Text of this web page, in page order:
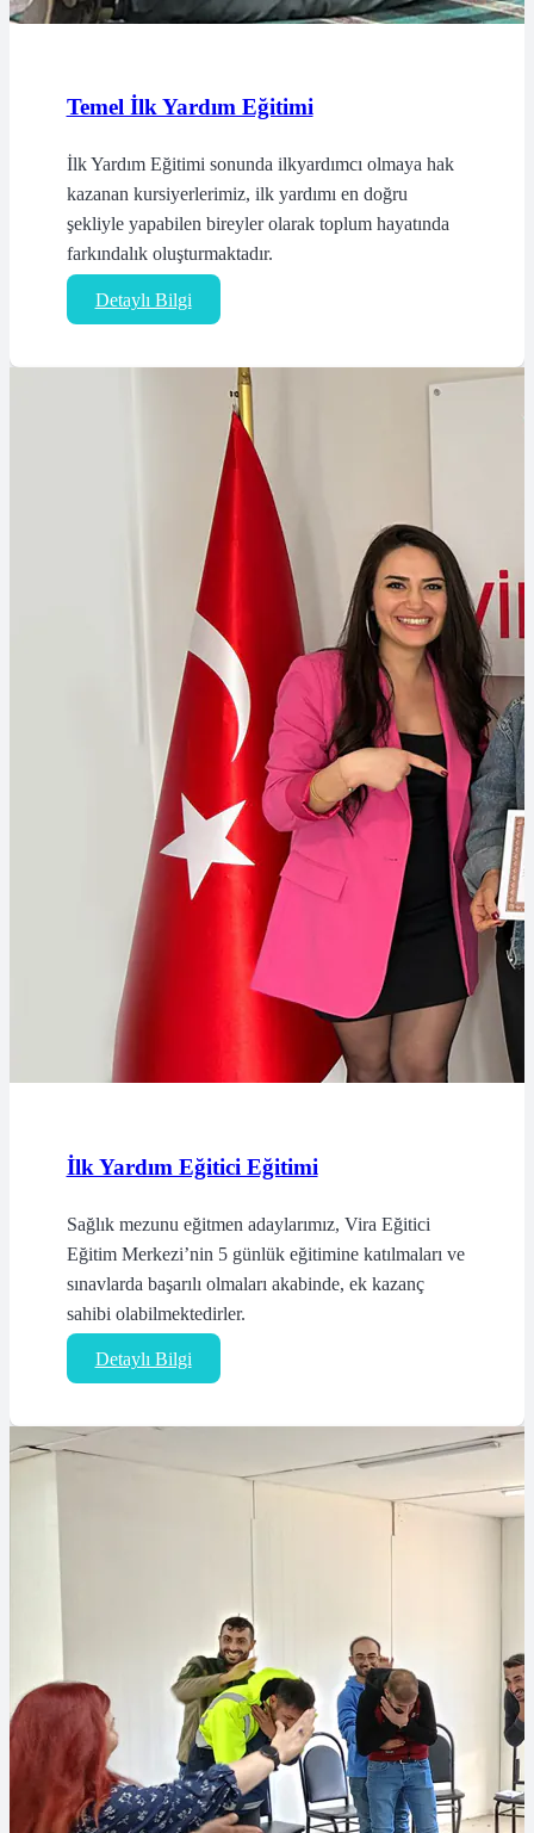
Temel İlk Yardım Eğitimi
İlk Yardım Eğitimi sonunda ilkyardımcı olmaya hak
kazanan kursiyerlerimiz, ilk yardımı en doğru
şekliyle yapabilen bireyler olarak toplum hayatında
farkındalık oluşturmaktadır.
Detaylı Bilgi
İlk Yardım Eğitici Eğitimi
Sağlık mezunu eğitmen adaylarımız, Vira Eğitici
Eğitim Merkezi’nin 5 günlük eğitimine katılmaları ve
sınavlarda başarılı olmaları akabinde, ek kazanç
sahibi olabilmektedirler.
Detaylı Bilgi